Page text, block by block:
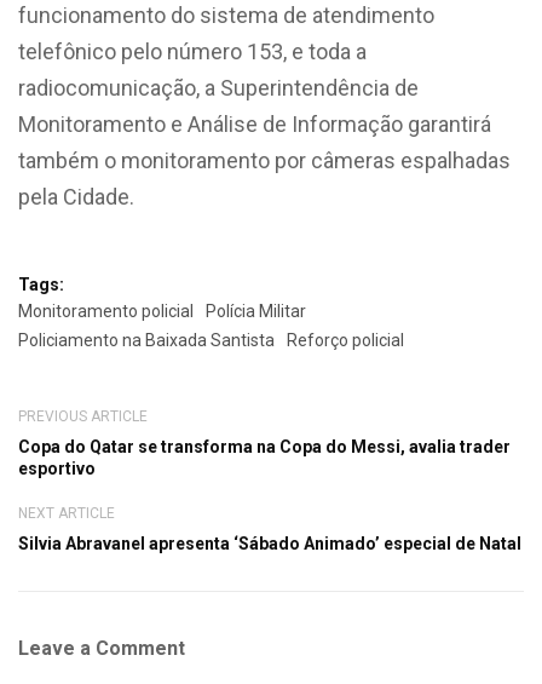
funcionamento do sistema de atendimento
telefônico pelo número 153, e toda a
radiocomunicação, a Superintendência de
Monitoramento e Análise de Informação garantirá
também o monitoramento por câmeras espalhadas
pela Cidade.
Tags:
Monitoramento policial
Polícia Militar
Policiamento na Baixada Santista
Reforço policial
PREVIOUS ARTICLE
Copa do Qatar se transforma na Copa do Messi, avalia trader
esportivo
NEXT ARTICLE
Silvia Abravanel apresenta ‘Sábado Animado’ especial de Natal
Leave a Comment